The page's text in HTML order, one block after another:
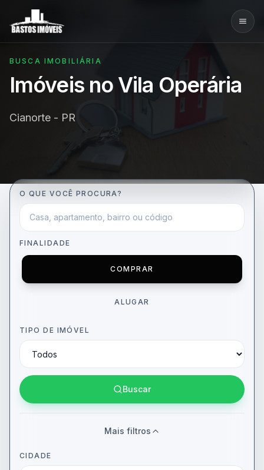
BUSCA IMOBILIÁRIA
Imóveis no Vila Operária
Cianorte - PR
O QUE VOCÊ PROCURA?
FINALIDADE
COMPRAR
ALUGAR
TIPO DE IMÓVEL
Buscar
Mais filtros
CIDADE